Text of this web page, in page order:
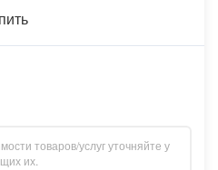
товаров/услуг уточняйте у
их.